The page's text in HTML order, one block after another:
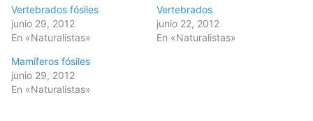
Vertebrados fósiles
junio 29, 2012
En «Naturalistas»
Vertebrados
junio 22, 2012
En «Naturalistas»
Mamíferos fósiles
junio 29, 2012
En «Naturalistas»